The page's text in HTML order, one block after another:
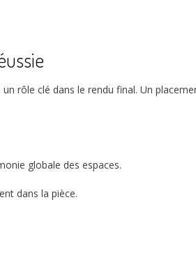
un rôle clé dans le rendu final. Un
globale des espaces.
dans la pièce.